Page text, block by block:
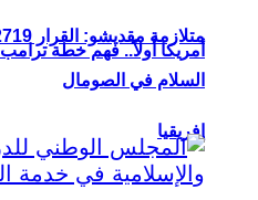
أمريكا أولاً.. فهم خطة
إفريقيا
السلام في الصومال